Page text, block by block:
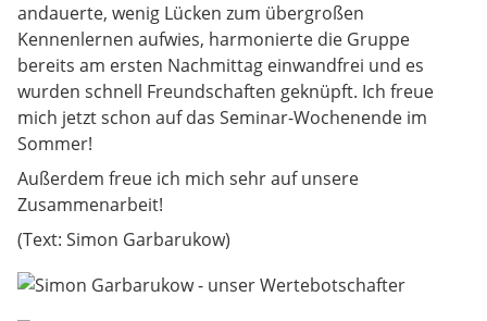
andauerte, wenig Lücken zum übergroßen
Kennenlernen aufwies, harmonierte die Gruppe
bereits am ersten Nachmittag einwandfrei und es
wurden schnell Freundschaften geknüpft. Ich freue
mich jetzt schon auf das Seminar-Wochenende im
Sommer!
Außerdem freue ich mich sehr auf unsere
Zusammenarbeit!
(Text: Simon Garbarukow)